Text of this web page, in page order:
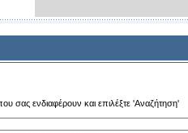
σας ενδιαφέρουν και επιλέξτε 'Αναζήτηση'